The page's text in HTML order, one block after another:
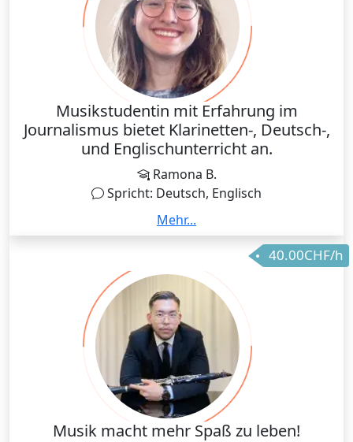
Musikstudentin mit Erfahrung im
Journalismus bietet Klarinetten-, Deutsch-,
und Englischunterricht an.
Ramona B.
Spricht: Deutsch, Englisch
Ich bin 20 Jahre alt und studiere im Bachelor
klassische Klarinette an der Hochschule Luzern.
Davor konnte ich bereits Berufserfahrungen im
Journalismus sammeln, was meine
Deutschkenntnisse, die vorher schon sehr gut waren,
nochmal verbessert hat. Auch die Englische Sprache
beherrsche ich sehr gut, da ich sie täglich verwende.
Ich biete Dir einen abwechslungsreichen,
spannenden und lehrreichen Unterricht an, sei es in
Deutsch, Englisch, auf der Klarinette oder auch für
Musiktheorie. Ich freue mich auf Deine
Kontaktaufnahme!
Mehr...
40.00CHF/h
Musik macht mehr Spaß zu leben!